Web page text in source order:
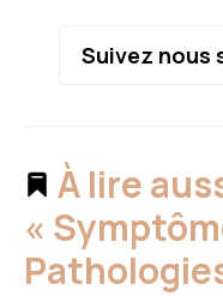
Suivez nous
À lire
«